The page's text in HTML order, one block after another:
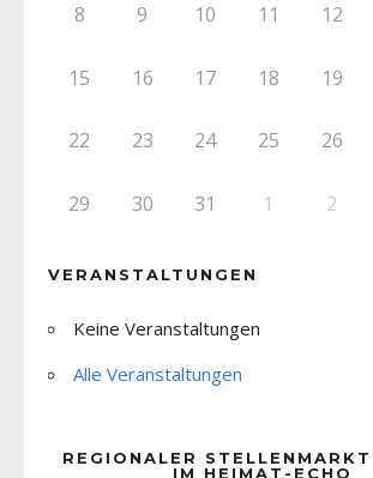
8 9 10 11 12
15 16 17 18 19
22 23 24 25 26
29 30 31 1 2
VERANSTALTUNGEN
Keine Veranstaltungen
Alle Veranstaltungen
REGIONALER
IM HEIMAT-ECHO